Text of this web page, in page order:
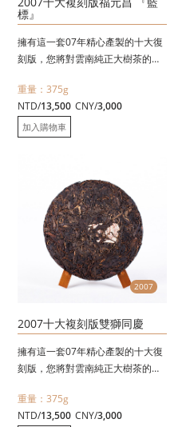
標』
擁有這一套07年精心產製的十大復
刻版，您將對雲南純正大樹茶的滋
單一茶區、單一選料〈絕不摻雜、
絕不拼配〉並依傳統工藝精心採
摘，石模壓製，依徇古法壓製
重量：375g
NTD/13,500 CNY/3,000
加入購物車
2007
2007十大複刻版雙獅同慶
擁有這一套07年精心產製的十大復
刻版，您將對雲南純正大樹茶的滋
單一茶區、單一選料〈絕不摻雜、
絕不拼配〉並依傳統工藝精心採
重量：375g
NTD/13,500 CNY/3,000